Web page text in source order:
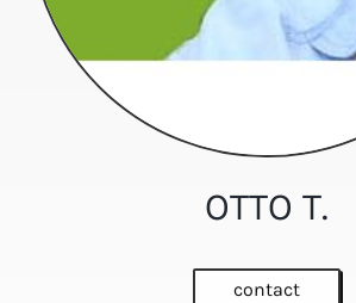
OTTO T.
contact